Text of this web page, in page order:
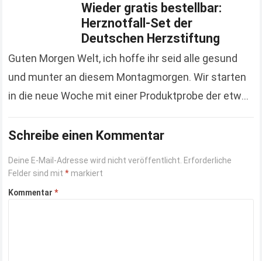
Wieder gratis bestellbar:
Herznotfall-Set der
Deutschen Herzstiftung
Guten Morgen Welt, ich hoffe ihr seid alle gesund
und munter an diesem Montagmorgen. Wir starten
in die neue Woche mit einer Produktprobe der etwas
Schreibe einen Kommentar
Deine E-Mail-Adresse wird nicht veröffentlicht. Erforderliche
Felder sind mit* markiert
Kommentar*